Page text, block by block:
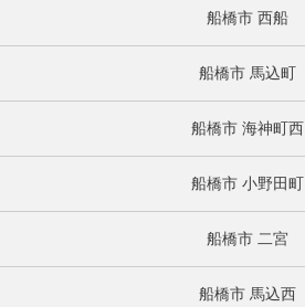
船橋市 西船
船橋市 馬込町
船橋市 海神町西
船橋市 小野田町
船橋市 二宮
船橋市 馬込西